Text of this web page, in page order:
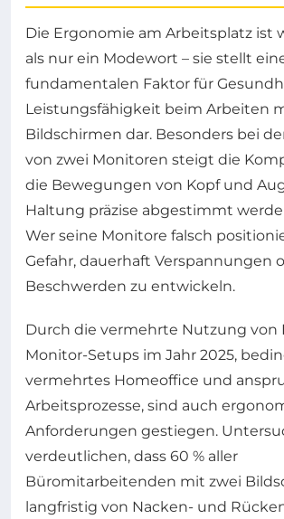
Die Ergonomie am Arbeitsplatz ist
als nur ein Modewort – sie stellt
fundamentalen Faktor für
Leistungsfähigkeit beim Arbeiten
Bildschirmen dar. Besonders bei
von zwei Monitoren steigt die
die Bewegungen von Kopf und
Haltung präzise abgestimmt
Wer seine Monitore falsch
Gefahr, dauerhaft Verspannungen
Beschwerden zu entwickeln.
Durch die vermehrte Nutzung von
Monitor-Setups im Jahr 2025,
vermehrtes Homeoffice und
Arbeitsprozesse, sind auch
Anforderungen gestiegen.
verdeutlichen, dass 60 % aller
Büromitarbeitenden mit zwei
langfristig von Nacken- und